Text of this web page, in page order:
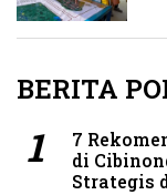
BERITA
7
di
Strategis